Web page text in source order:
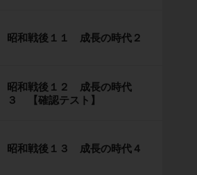
昭和戦後１１ 成長の時代２
昭和戦後１２ 成長の時代
３ 【確認テスト】
昭和戦後１３ 成長の時代４